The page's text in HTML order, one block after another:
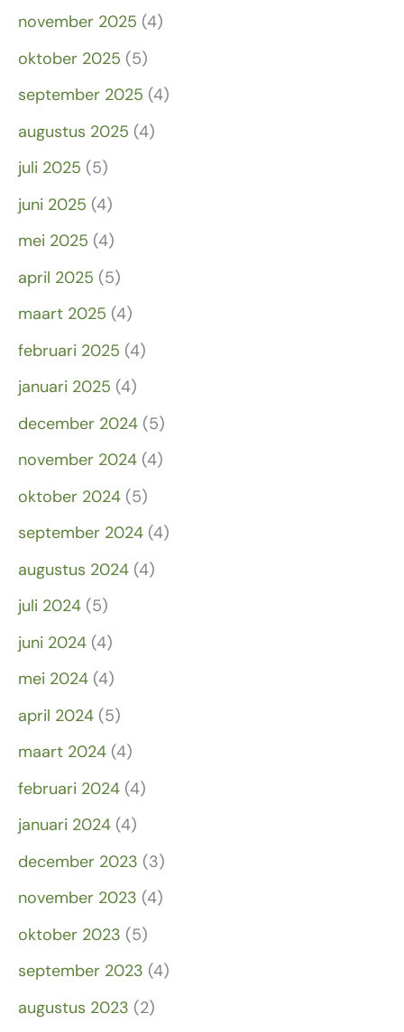
november 2025 (4)
oktober 2025 (5)
september 2025 (4)
augustus 2025 (4)
juli 2025 (5)
juni 2025 (4)
mei 2025 (4)
april 2025 (5)
maart 2025 (4)
februari 2025 (4)
januari 2025 (4)
december 2024 (5)
november 2024 (4)
oktober 2024 (5)
september 2024 (4)
augustus 2024 (4)
juli 2024 (5)
juni 2024 (4)
mei 2024 (4)
april 2024 (5)
maart 2024 (4)
februari 2024 (4)
januari 2024 (4)
december 2023 (3)
november 2023 (4)
oktober 2023 (5)
september 2023 (4)
augustus 2023 (2)